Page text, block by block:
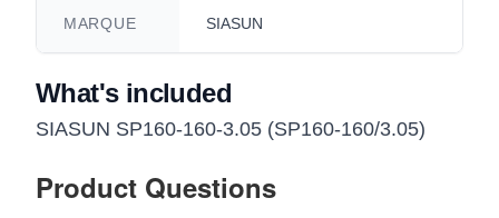
MARQUE SIASUN
What's included
SIASUN SP160-160-3.05 (SP160-160/3.05)
Product Questions